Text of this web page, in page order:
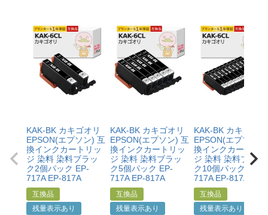
・保証対象となる商品を当店指定の方法で返送いただく
こと
・当店で定めた保証期間（ご購入日から1年間）を過ぎ
る前に当店へご連絡をいただくこと
・返品理由が「不要になったから」「注文を間違えた」
等お客様都合ではないこと
【適用条件】
・修理に出される前に、必ず当店へご連絡をいただくこ
と。
・プリンター本体が保証期間内であることを証明できる
書類（保証書や領収書など）をご提示いただくこと。
・当店の商品が原因でプリンターが故障したことがわか
ものではないこと。
・メーカーの出張修理を依頼されてないこと。
KAK-BK カキゴオリ
EPSON(エプソン) 互
換インクカートリッ
ジ 染料 染料ブラッ
ク2個パック EP-
717A EP-817A
互換品
残量表示あり
KAK-BK カキゴオリ
EPSON(エプソン) 互
換インクカートリッ
ジ 染料 染料ブラッ
ク5個パック EP-
717A EP-817A
互換品
残量表示あり
KAK-BK カキゴオリ
EPSON(エプソン)
換インクカートリ
ジ 染料 染料ブラッ
ク10個パック EP-
717A EP-817A
互換品
残量表示あり